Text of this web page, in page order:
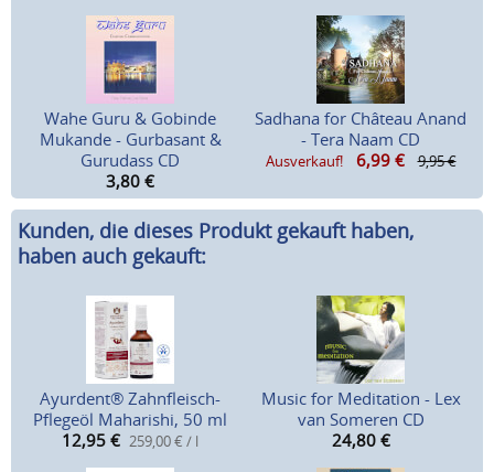
Wahe Guru & Gobinde
Mukande - Gurbasant &
Gurudass CD
3,80 €
Sadhana for Château Anand
- Tera Naam CD
Ausverkauf! 6,99 € 9,95 €
Kunden, die dieses Produkt gekauft haben,
haben auch gekauft:
Ayurdent® Zahnfleisch-
Pflegeöl Maharishi, 50 ml
12,95 € 259,00 € / l
Music for Meditation - Lex
van Someren CD
24,80 €